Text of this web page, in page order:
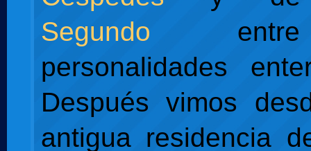
Segundo entre
personalidades
Después vimos
antigua residencia